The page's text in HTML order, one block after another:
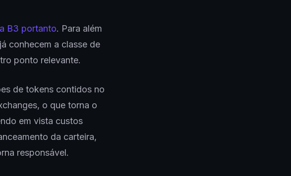
B3 portanto. Para além
conhecem a classe de
ponto relevante.
de tokens contidos no
o que torna o
em vista custos
da carteira,
responsável.